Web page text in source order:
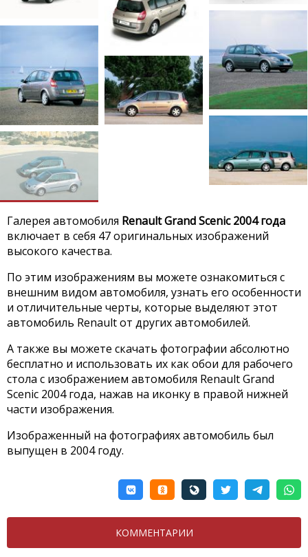
Галерея автомобиля Renault Grand Scenic 2004 года
включает в себя 47 оригинальных изображений
высокого качества.
По этим изображениям вы можете ознакомиться с
внешним видом автомобиля, узнать его особенности
и отличительные черты, которые выделяют этот
автомобиль Renault от других автомобилей.
А также вы можете скачать фотографии абсолютно
бесплатно и использовать их как обои для рабочего
стола с изображением автомобиля Renault Grand
Scenic 2004 года, нажав на иконку в правой нижней
части изображения.
Изображенный на фотографиях автомобиль был
выпущен в 2004 году.
КОММЕНТАРИИ